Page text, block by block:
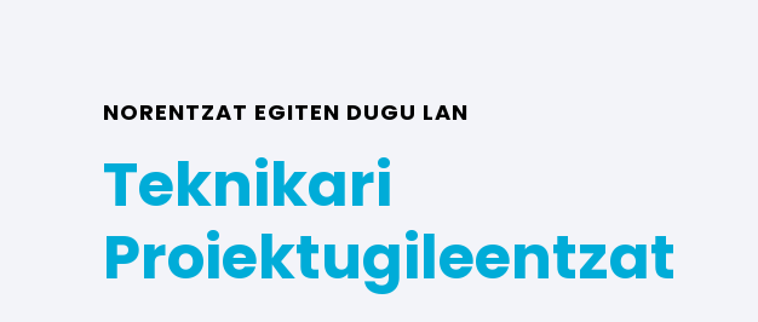
NORENTZAT EGITEN DUGU LAN
Teknikari
Proiektugileentzat